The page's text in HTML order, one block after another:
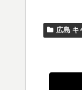
広島 キ